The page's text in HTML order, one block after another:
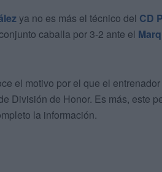
ya no es más el técnico del CD
caballa por 3-2 ante el
el motivo por el que el
División de Honor. Es más, este
la información.